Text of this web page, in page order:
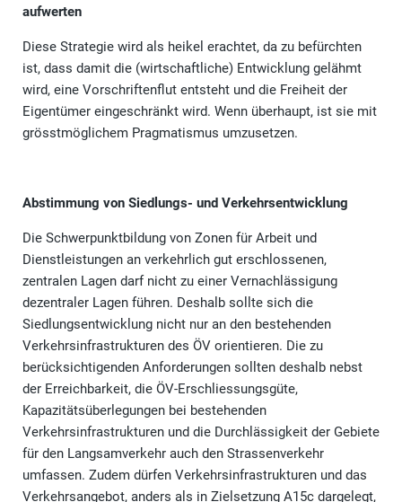
aufwerten
Diese Strategie wird als heikel erachtet, da zu befürchten
ist, dass damit die (wirtschaftliche) Entwicklung gelähmt
wird, eine Vorschriftenflut entsteht und die Freiheit der
Eigentümer eingeschränkt wird. Wenn überhaupt, ist sie mit
grösstmöglichem Pragmatismus umzusetzen.
Abstimmung von Siedlungs- und Verkehrsentwicklung
Die Schwerpunktbildung von Zonen für Arbeit und
Dienstleistungen an verkehrlich gut erschlossenen,
zentralen Lagen darf nicht zu einer Vernachlässigung
dezentraler Lagen führen. Deshalb sollte sich die
Siedlungsentwicklung nicht nur an den bestehenden
Verkehrsinfrastrukturen des ÖV orientieren. Die zu
berücksichtigenden Anforderungen sollten deshalb nebst
der Erreichbarkeit, die ÖV-Erschliessungsgüte,
Kapazitätsüberlegungen bei bestehenden
Verkehrsinfrastrukturen und die Durchlässigkeit der Gebiete
für den Langsamverkehr auch den Strassenverkehr
umfassen. Zudem dürfen Verkehrsinfrastrukturen und das
Verkehrsangebot, anders als in Zielsetzung A15c dargelegt,